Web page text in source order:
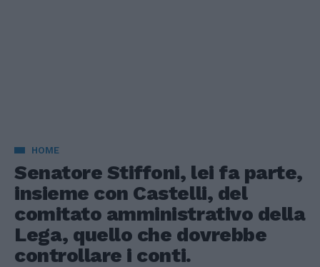
HOME
Senatore Stiffoni, lei fa parte,
insieme con Castelli, del
comitato amministrativo della
Lega, quello che dovrebbe
controllare i conti.